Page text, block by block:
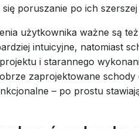
poruszanie po ich szerszej
użytkownika ważne są
intuicyjne, natomiast
i starannego
zaprojektowane
– po prostu